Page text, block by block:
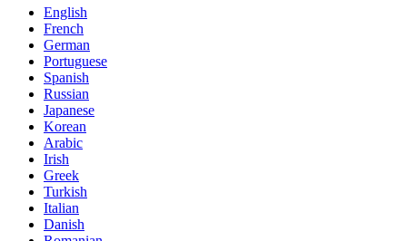
English
French
German
Portuguese
Spanish
Russian
Japanese
Korean
Arabic
Irish
Greek
Turkish
Italian
Danish